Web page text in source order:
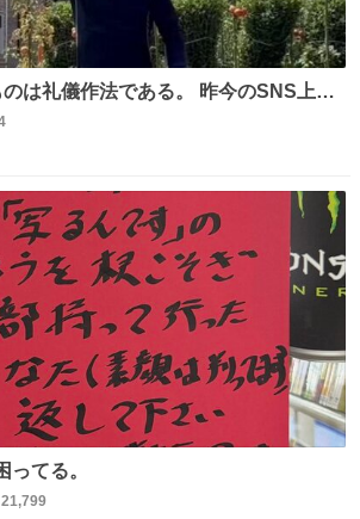
は礼儀作法である。 昨今のSNS上に
ずが何と多い事か、投稿して削除を繰
しさがある証拠を世界に発信してい
ってる。
21,799